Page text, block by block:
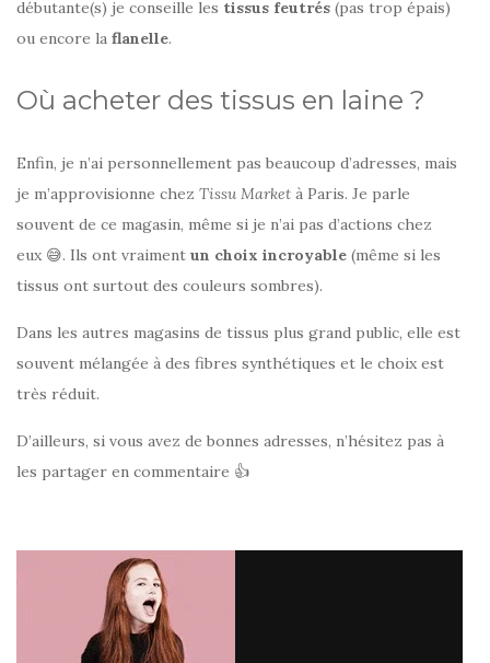
débutante(s) je conseille les tissus feutrés (pas trop épais)
ou encore la flanelle.
Où acheter des tissus en laine ?
Enfin, je n’ai personnellement pas beaucoup d’adresses, mais
je m’approvisionne chez Tissu Market à Paris. Je parle
souvent de ce magasin, même si je n’ai pas d’actions chez
eux 😅. Ils ont vraiment un choix incroyable (même si les
tissus ont surtout des couleurs sombres).
Dans les autres magasins de tissus plus grand public, elle est
souvent mélangée à des fibres synthétiques et le choix est
très réduit.
D’ailleurs, si vous avez de bonnes adresses, n’hésitez pas à
les partager en commentaire 👍